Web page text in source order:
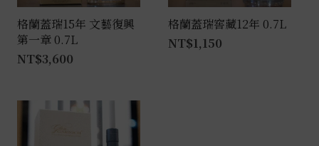
格蘭蓋瑞15年 文藝復興
第一章 0.7L
NT$3,600
格蘭蓋瑞窖藏12年 0.7L
NT$1,150